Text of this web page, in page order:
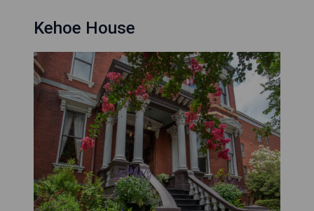
Kehoe House